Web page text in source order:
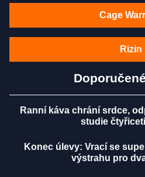
Cage
Rizin
Ranní káva chrání srdce,
studie
Konec úlevy: Vrací se
výstrahu pro